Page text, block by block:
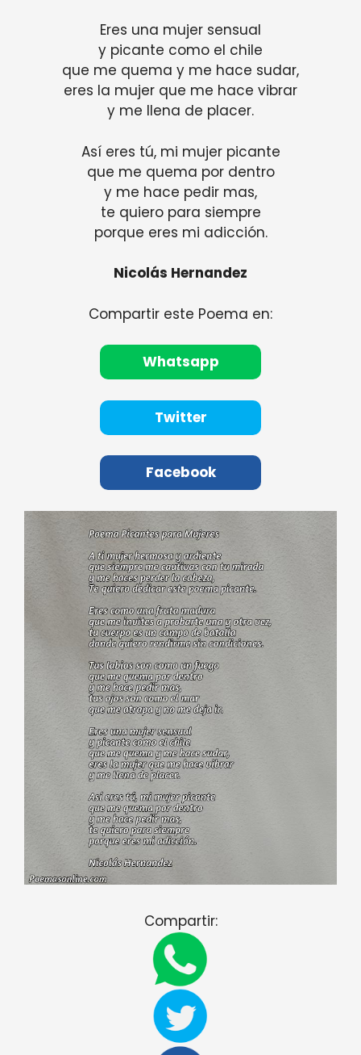
Eres una mujer sensual
y picante como el chile
que me quema y me hace sudar,
eres la mujer que me hace vibrar
y me llena de placer.
Así eres tú, mi mujer picante
que me quema por dentro
y me hace pedir mas,
te quiero para siempre
porque eres mi adicción.
Nicolás Hernandez
Compartir este Poema en:
Whatsapp
Twitter
Facebook
Compartir: